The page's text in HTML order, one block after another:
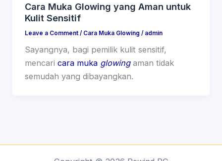
Cara Muka Glowing yang Aman untuk
Kulit Sensitif
Leave a Comment / Cara Muka Glowing / admin
Sayangnya, bagi pemilik kulit sensitif,
mencari cara muka glowing aman tidak
semudah yang dibayangkan.